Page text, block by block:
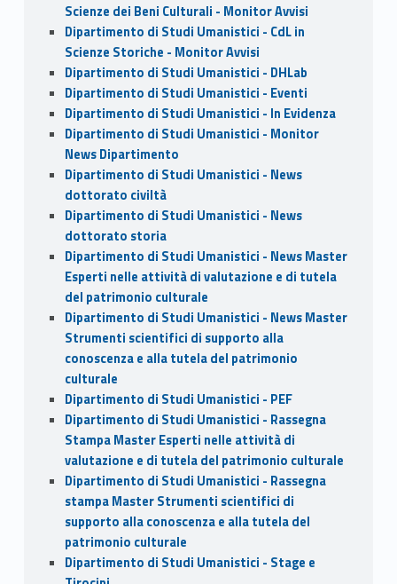
Scienze dei Beni Culturali - Monitor Avvisi
Dipartimento di Studi Umanistici - CdL in
Scienze Storiche - Monitor Avvisi
Dipartimento di Studi Umanistici - DHLab
Dipartimento di Studi Umanistici - Eventi
Dipartimento di Studi Umanistici - In Evidenza
Dipartimento di Studi Umanistici - Monitor
News Dipartimento
Dipartimento di Studi Umanistici - News
dottorato civiltà
Dipartimento di Studi Umanistici - News
dottorato storia
Dipartimento di Studi Umanistici - News Master
Esperti nelle attività di valutazione e di tutela
del patrimonio culturale
Dipartimento di Studi Umanistici - News Master
Strumenti scientifici di supporto alla
conoscenza e alla tutela del patrimonio
culturale
Dipartimento di Studi Umanistici - PEF
Dipartimento di Studi Umanistici - Rassegna
Stampa Master Esperti nelle attività di
valutazione e di tutela del patrimonio culturale
Dipartimento di Studi Umanistici - Rassegna
stampa Master Strumenti scientifici di
supporto alla conoscenza e alla tutela del
patrimonio culturale
Dipartimento di Studi Umanistici - Stage e